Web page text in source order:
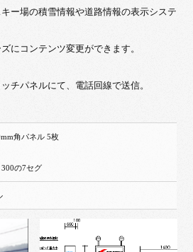
ー場の積雪情報や道路情報の表示システ
にコンテンツ変更ができます。
チパネルにて、電話回線で送信。
320mm角パネル 5枚
の7セグ